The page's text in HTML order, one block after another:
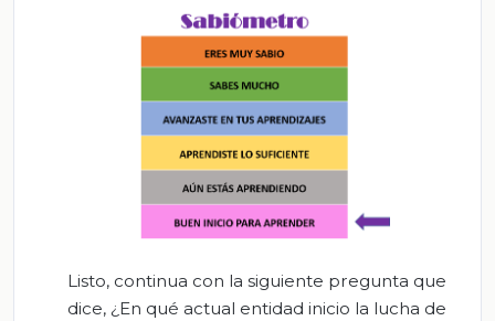
Listo, continua con la siguiente pregunta que
dice, ¿En qué actual entidad inicio la lucha de